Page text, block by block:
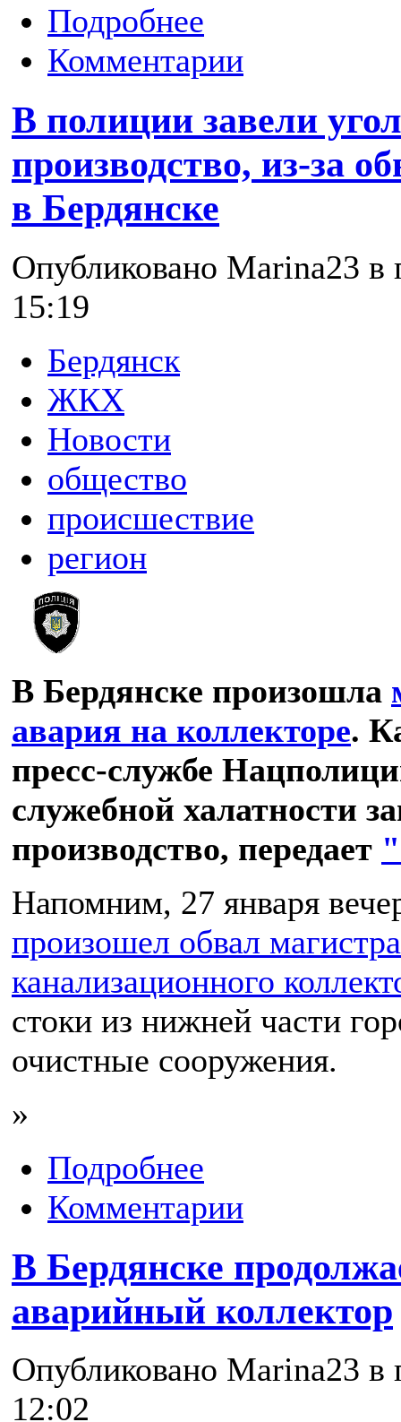
Подробнее
Комментарии
В полиции завели
производство, из-за
в Бердянске
Опубликовано Marina23 в
15:19
Бердянск
ЖКХ
Новости
общество
происшествие
регион
В Бердянске произошла
авария на коллекторе.
пресс-службе
служебной халатности
производство, передает
Напомним, 27 января
произошел обвал
канализационного
стоки из нижней части
очистные сооружения.
»
Подробнее
Комментарии
В Бердянске
аварийный коллектор
Опубликовано Marina23 в
12:02